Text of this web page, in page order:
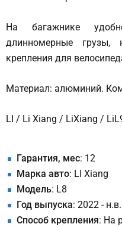
На багажнике
длинномерные грузы,
крепления для
Материал: алюминий.
LI / Li Xiang / LiXiang /
Гарантия, мес: 12
Марка авто: LI Xiang
Модель: L8
Год выпуска: 2022 - н.в.
Способ крепления: На